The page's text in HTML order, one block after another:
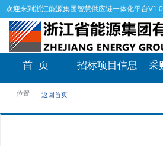
欢迎来到浙江能源集团智慧供应链一体化平台V1.0
首 页 招标项目信息 采
位置 返回首页